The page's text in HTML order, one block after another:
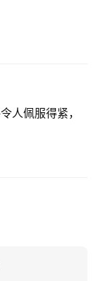
人佩服得紧，